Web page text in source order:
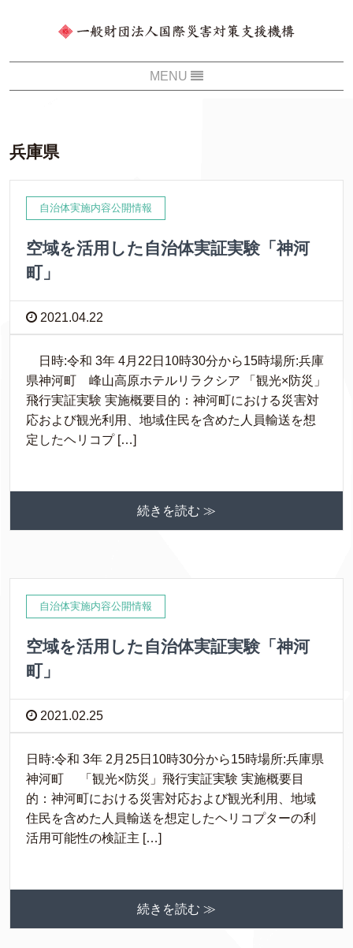
兵庫県
自治体実施内容公開情報
空域を活用した自治体実証実験「神河
町」
2021.04.22
日時:令和 3年 4月22日10時30分から15時場所:兵庫
県神河町 峰山高原ホテルリラクシア 「観光×防災」
飛行実証実験 実施概要目的：神河町における災害対
応および観光利用、地域住民を含めた人員輸送を想
定したヘリコプ […]
続きを読む ≫
自治体実施内容公開情報
空域を活用した自治体実証実験「神河
町」
2021.02.25
日時:令和 3年 2月25日10時30分から15時場所:兵庫県
神河町 「観光×防災」飛行実証実験 実施概要目
的：神河町における災害対応および観光利用、地域
住民を含めた人員輸送を想定したヘリコプターの利
活用可能性の検証主 […]
続きを読む ≫